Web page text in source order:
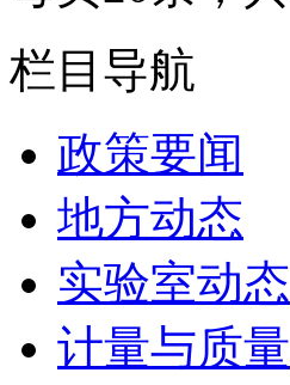
栏目导航
政策要闻
地方动态
实验室动态
计量与质量